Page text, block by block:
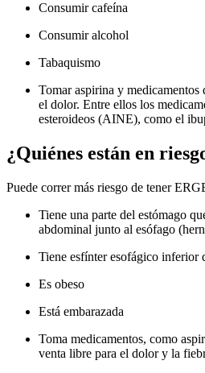
Consumir cafeína
Consumir alcohol
Tabaquismo
Tomar aspirina y
el dolor. Entre ellos los
esteroideos (AINE), como el
¿Quiénes están en
Puede correr más riesgo de tener
Tiene una parte del estómago
abdominal junto al esófago
Tiene esfínter esofágico inferior
Es obeso
Está embarazada
Toma medicamentos, como
venta libre para el dolor y la